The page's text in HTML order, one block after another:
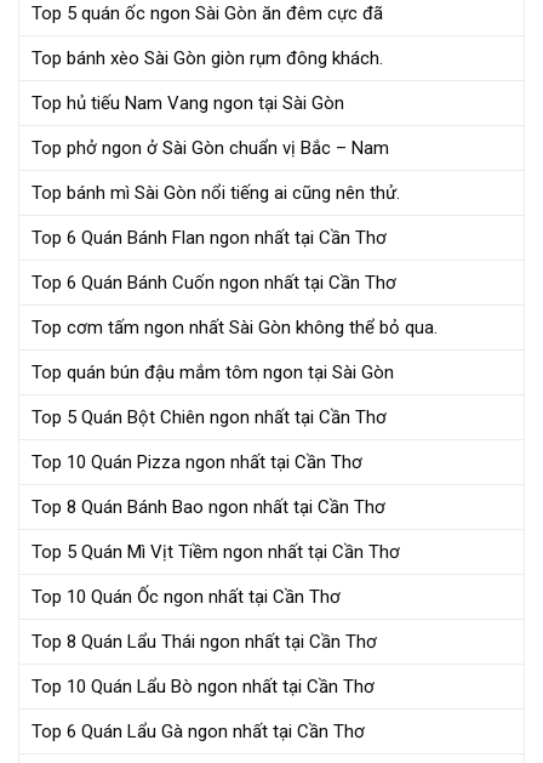
Top 5 quán ốc ngon Sài Gòn ăn đêm cực đã
Top bánh xèo Sài Gòn giòn rụm đông khách.
Top hủ tiếu Nam Vang ngon tại Sài Gòn
Top phở ngon ở Sài Gòn chuẩn vị Bắc – Nam
Top bánh mì Sài Gòn nổi tiếng ai cũng nên thử.
Top 6 Quán Bánh Flan ngon nhất tại Cần Thơ
Top 6 Quán Bánh Cuốn ngon nhất tại Cần Thơ
Top cơm tấm ngon nhất Sài Gòn không thể bỏ qua.
Top quán bún đậu mắm tôm ngon tại Sài Gòn
Top 5 Quán Bột Chiên ngon nhất tại Cần Thơ
Top 10 Quán Pizza ngon nhất tại Cần Thơ
Top 8 Quán Bánh Bao ngon nhất tại Cần Thơ
Top 5 Quán Mì Vịt Tiềm ngon nhất tại Cần Thơ
Top 10 Quán Ốc ngon nhất tại Cần Thơ
Top 8 Quán Lẩu Thái ngon nhất tại Cần Thơ
Top 10 Quán Lẩu Bò ngon nhất tại Cần Thơ
Top 6 Quán Lẩu Gà ngon nhất tại Cần Thơ